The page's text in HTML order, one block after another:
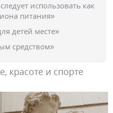
использовать как
питания»
детей месте»
средством»
красоте и спорте